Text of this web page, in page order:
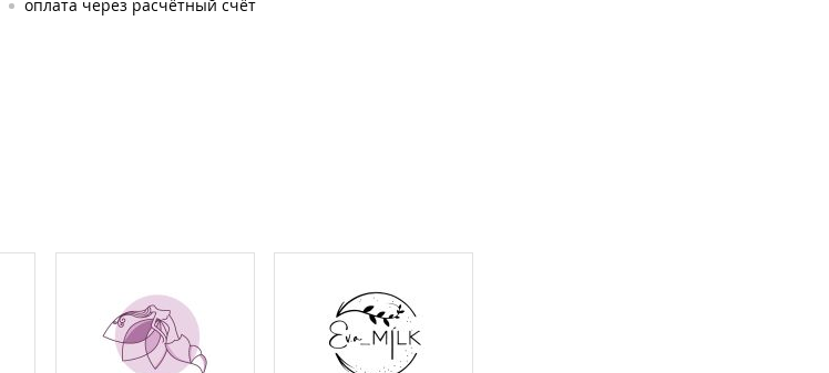
оплата через расчётный счёт